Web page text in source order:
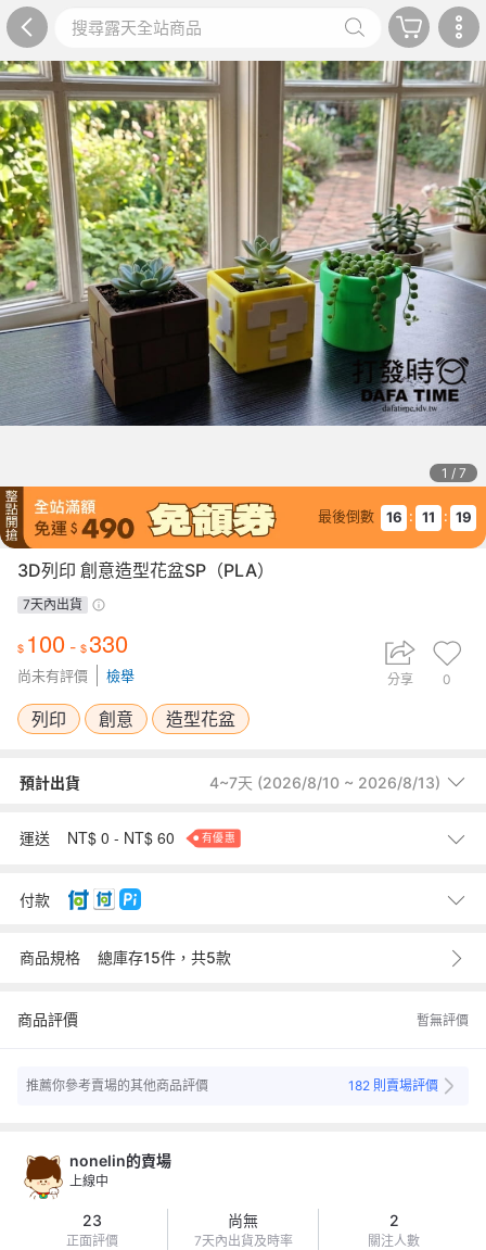
1 / 7
最後倒數 16 : 11 : 18
3D列印 創意造型花盆SP（PLA）
7天內出貨
100 - 330
尚未有評價 檢舉 分享 0
列印 創意 造型花盆
預計出貨 4~7天 (2026/8/10 ~ 2026/8/13)
國外+國內物流，出貨時間會從抵達台灣後交寄物流時間計算。
運送 NT$ 0 - NT$ 60 有優惠
7-11取貨 60 元()
全家取貨 60 0 元
付款
Pi 拍錢包X支付連
商品規格 總庫存15件，共5款
商品評價 暫無評價
推薦你參考賣場的其他商品評價 182 則賣場評價
nonelin的賣場
上線中
23
正面評價
尚無
7天內出貨及時率
2
關注人數